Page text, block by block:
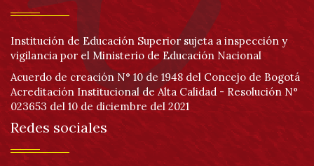
Institución de Educación Superior sujeta a inspección y
vigilancia por el Ministerio de Educación Nacional
Acuerdo de creación N° 10 de 1948 del Concejo de Bogotá
Acreditación Institucional de Alta Calidad - Resolución N°
023653 del 10 de diciembre del 2021
Redes sociales